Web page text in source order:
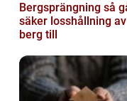
Bergsprängning så går
säker losshållning av
berg till